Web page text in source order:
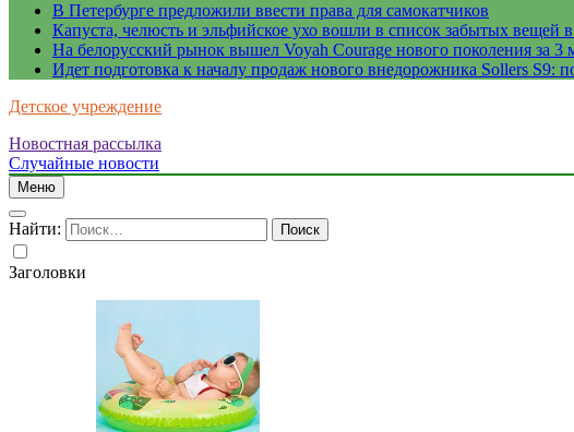
В Петербурге предложили ввести права для самокатчиков
Капуста, челюсть и эльфийское ухо вошли в список забытых вещей в
На белорусский рынок вышел Voyah Courage нового поколения за 3
Идет подготовка к началу продаж нового внедорожника Sollers S9:
Детское учреждение
Новостная рассылка
Случайные новости
Меню
Найти:
Заголовки